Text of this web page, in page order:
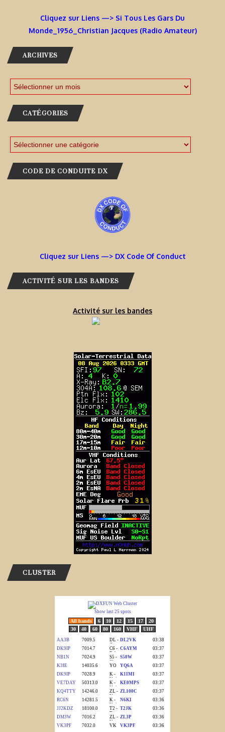
Cliquez sur Liens —> Si Tous Les Gars Du
Monde_1956_Christian Jacques (Radio Amateur)
ARCHIVES
CATÉGORIES
CODE DE CONDUITE DX
Cliquez sur Liens —> DX Code Of Conduct
ACTIVITÉ SUR LES BANDES
Activité sur les bandes
CLUSTER